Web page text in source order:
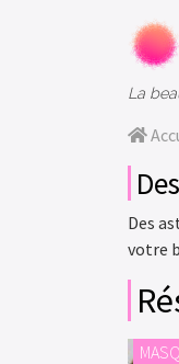
La
Des
votre